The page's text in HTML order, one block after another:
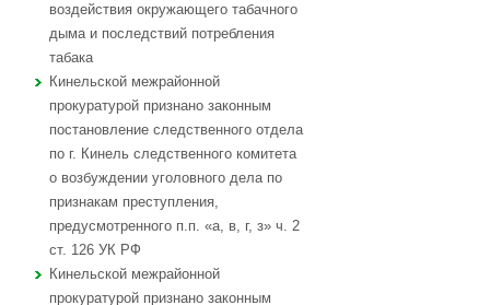
воздействия окружающего табачного
дыма и последствий потребления
табака
Кинельской межрайонной
прокуратурой признано законным
постановление следственного отдела
по г. Кинель следственного комитета
о возбуждении уголовного дела по
признакам преступления,
предусмотренного п.п. «а, в, г, з» ч. 2
ст. 126 УК РФ
Кинельской межрайонной
прокуратурой признано законным